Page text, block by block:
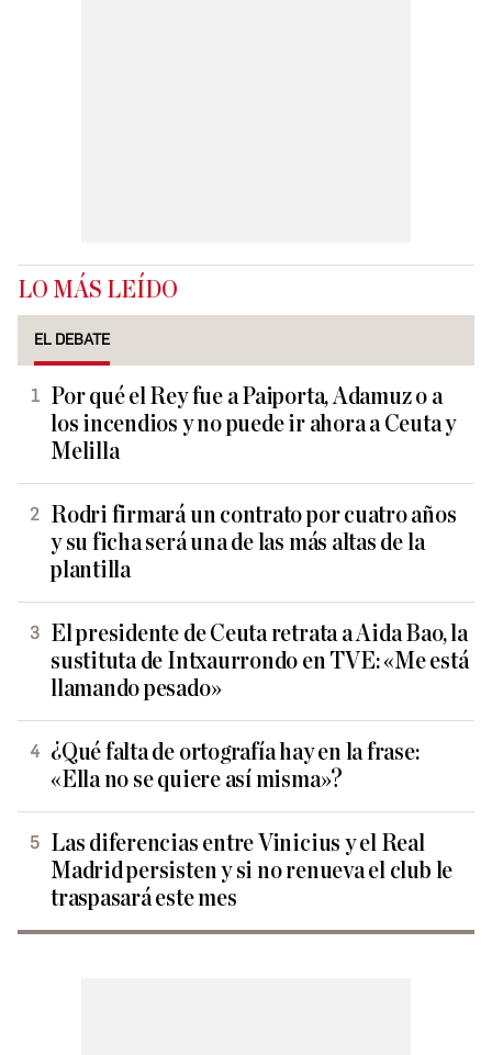
LO MÁS LEÍDO
EL DEBATE
Por qué el Rey fue a Paiporta, Adamuz o a
los incendios y no puede ir ahora a Ceuta y
Melilla
Rodri firmará un contrato por cuatro años
y su ficha será una de las más altas de la
plantilla
El presidente de Ceuta retrata a Aida Bao, la
sustituta de Intxaurrondo en TVE: «Me está
llamando pesado»
¿Qué falta de ortografía hay en la frase:
«Ella no se quiere así misma»?
Las diferencias entre Vinicius y el Real
Madrid persisten y si no renueva el club le
traspasará este mes